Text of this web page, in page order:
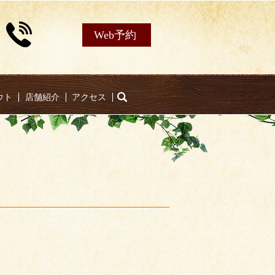
Web予約
ト 店舗紹介 アクセス